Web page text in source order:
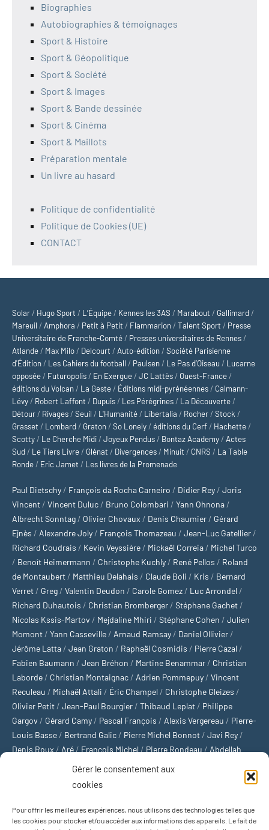
Gérer le consentement aux
cookies
Pour offrir les meilleures expériences, nous utilisons des technologies telles que
les cookies pour stocker et/ou accéder aux informations des appareils. Le fait de
Biographies
Autobiographies & témoignages
Sport & Histoire
Sport & Géopolitique
Sport & Société
Sport & Images
Sport & Bande dessinée
Sport & Cinéma
Sport & Maillots
Préparation mentale
Un livre au hasard
Politique de confidentialité
Politique de Cookies (UE)
CONTACT
Solar / Hugo Sport / L’Équipe / Kennes les 3AS / Marabout / Gallimard /
Mareuil / Amphora / Petit à Petit / Flammarion /Talent Sport / Presse
Universitaire de Franche-Comté / Presses universitaires de Rennes /
Atlande / Max Milo / Delcourt / Auto-édition /Société Parisienne
d'Édition / Les Cahiers du football / Paulsen / Le Pas d’Oiseau / Lucarne
opposée / Futuropolis / En Exergue /JC Lattès / Ouest-France /
éditions du Volcan / La Geste / Éditions midi-pyrénéennes / Calmann-
Lévy / Robert Laffont / Dupuis / Les Pérégrines / La Découverte /
Détour / Rivages /Seuil / L'Humanité / Libertalia / Rocher /Stock /
Grasset / Lombard / Graton /So Lonely /éditions du Cerf / Hachette /
Scotty / Le Cherche Midi /Joyeux Pendus / Bontaz Academy / Actes
Sud / Le Tiers Livre / Glénat / Divergences / Minuit / CNRS / La Table
Ronde / Eric Jamet / Les livres de la Promenade
Paul Dietschy / François da Rocha Carneiro / Didier Rey / Joris
Vincent / Vincent Duluc / Bruno Colombari / Yann Ohnona /
Albrecht Sonntag / Olivier Chovaux / Denis Chaumier / Gérard
Ejnès / Alexandre Joly / François Thomazeau / Jean-Luc Gatellier /
Richard Coudrais / Kevin Veyssière / Mickaël Correia / Michel Turco
/ Benoît Heimermann / Christophe Kuchly / René Pellos / Roland
de Montaubert / Matthieu Delahais / Claude Boli / Kris / Bernard
Verret / Greg / Valentin Deudon / Carole Gomez / Luc Arrondel /
Richard Duhautois / Christian Bromberger / Stéphane Gachet /
Nicolas Kssis-Martov / Mejdaline Mhiri / Stéphane Cohen / Julien
Momont / Yann Casseville / Arnaud Ramsay / Daniel Ollivier /
Jérôme Latta / Jean Graton / Raphaël Cosmidis / Pierre Cazal /
Fabien Baumann / Jean Bréhon / Martine Benammar / Christian
Laborde / Christian Montaignac / Adrien Pommepuy / Vincent
Reculeau / Michaël Attali / Éric Champel / Christophe Gleizes /
Olivier Petit / Jean-Paul Bourgier / Thibaud Leplat / Philippe
Gargov / Gérard Camy / Pascal François / Alexis Vergereau / Pierre-
Louis Basse / Bertrand Galic / Pierre Michel Bonnot / Javi Rey /
Denis Roux / Aré / François Michel / Pierre Rondeau / Abdellah
Michaël Delépine
Football/ Cyclisme/Tous les sports/Jeux olympiques/Rugby/